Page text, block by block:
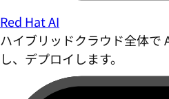
Red Hat AI
ハイブリッドクラウド全体で
し、デプロイします。